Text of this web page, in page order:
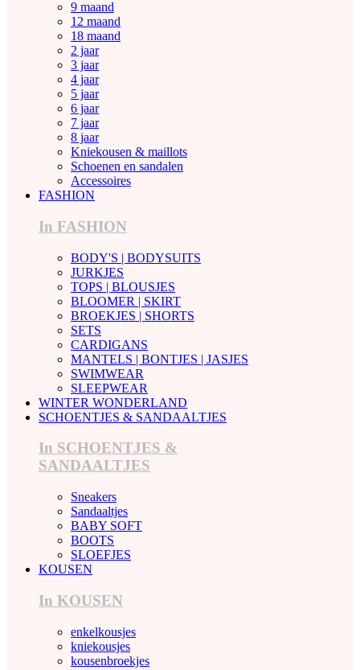
9 maand
12 maand
18 maand
2 jaar
3 jaar
4 jaar
5 jaar
6 jaar
7 jaar
8 jaar
Kniekousen & maillots
Schoenen en sandalen
Accessoires
FASHION
In FASHION
BODY'S | BODYSUITS
JURKJES
TOPS | BLOUSJES
BLOOMER | SKIRT
BROEKJES | SHORTS
SETS
CARDIGANS
MANTELS | BONTJES | JASJES
SWIMWEAR
SLEEPWEAR
WINTER WONDERLAND
SCHOENTJES & SANDAALTJES
In SCHOENTJES &
SANDAALTJES
Sneakers
Sandaaltjes
BABY SOFT
BOOTS
SLOEFJES
KOUSEN
In KOUSEN
enkelkousjes
kniekousjes
kousenbroekjes